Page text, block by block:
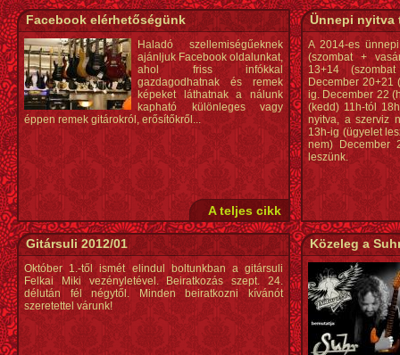
Facebook elérhetőségünk
Haladó szellemiségűeknek
ajánljuk Facebook oldalunkat,
ahol friss infókkal
gazdagodhatnak és remek
képeket láthatnak a nálunk
kapható különleges vagy
éppen remek gitárokról, erősítőkről...
A teljes cikk
Ünnepi nyitva
A 2014-es
(szombat +
13+14
December 20+21
ig. December 22
(kedd) 11h-tól
nyitva, a szerviz
13h-ig (ügyelet
nem) December
leszünk.
Gitársuli 2012/01
Október 1.-től ismét elindul boltunkban a gitársuli
Felkai Miki vezényletével. Beiratkozás szept. 24.
délután fél négytől. Minden beiratkozni kívánót
szeretettel várunk!
Közeleg a